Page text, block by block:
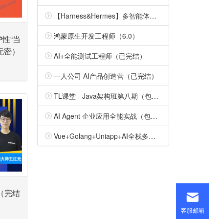
“当
）
完结
【Harness&Hermes】多智能体开发特训营（包更新）
鸿蒙原生开发工程师（6.0）
AI+全能测试工程师（已完结）
一人公司 AI产品创造营（已完结）
TL课堂 - Java架构班第八期（包更新）
AI Agent 企业应用全能实战（包更新）
Vue+Golang+Uniapp+AI全栈多端实训营 （包更新）
客服邮箱